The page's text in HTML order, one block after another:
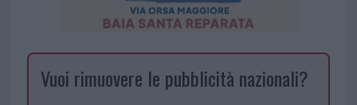
Vuoi rimuovere le pubblicità nazionali?